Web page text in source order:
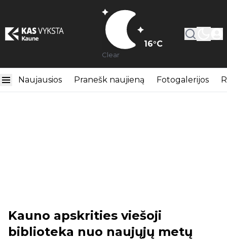
16°C
Clear
Naujausios Pranešk naujieną Fotogalerijos
Kauno apskrities viešoji
biblioteka nuo naujųjų metų